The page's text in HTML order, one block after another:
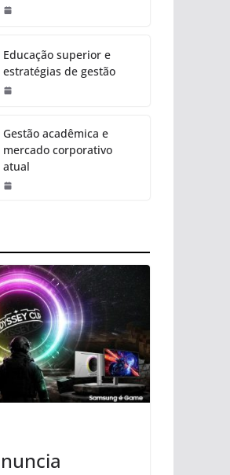
Educação superior e
estratégias de gestão
Gestão acadêmica e
mercado corporativo
atual